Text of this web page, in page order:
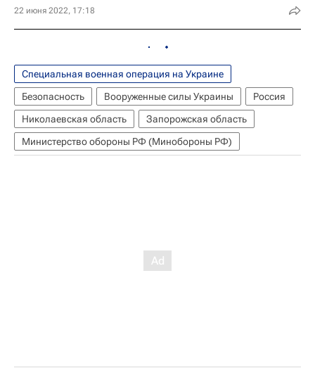
22 июня 2022, 17:18
Специальная военная операция на Украине
Безопасность
Вооруженные силы Украины
Россия
Николаевская область
Запорожская область
Министерство обороны РФ (Минобороны РФ)